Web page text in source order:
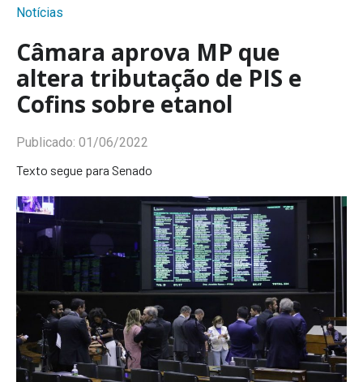
Notícias
Câmara aprova MP que
altera tributação de PIS e
Cofins sobre etanol
Publicado: 01/06/2022
Texto segue para Senado